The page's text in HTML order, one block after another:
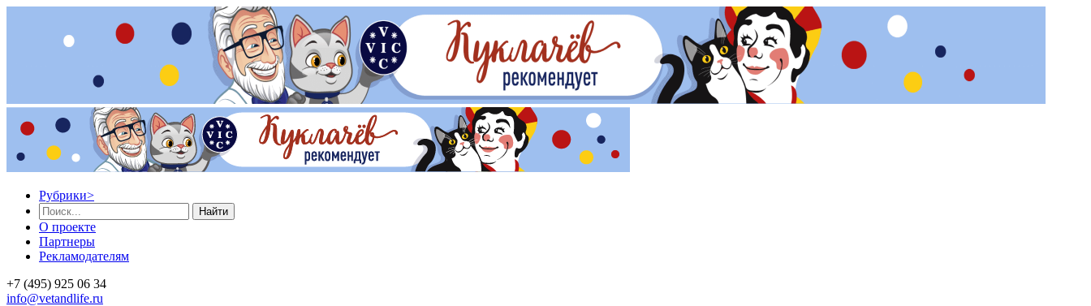
Рубрики>
Найти
О проекте
Партнеры
Рекламодателям
+7 (495) 925 06 34
info@vetandlife.ru